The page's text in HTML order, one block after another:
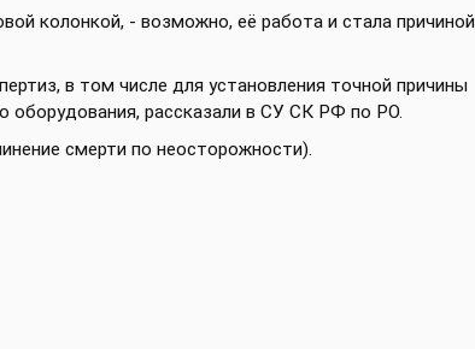
колонкой, - возможно, её работа и стала причиной
в том числе для установления точной причины
оборудования, рассказали в СУ СК РФ по РО.
смерти по неосторожности).